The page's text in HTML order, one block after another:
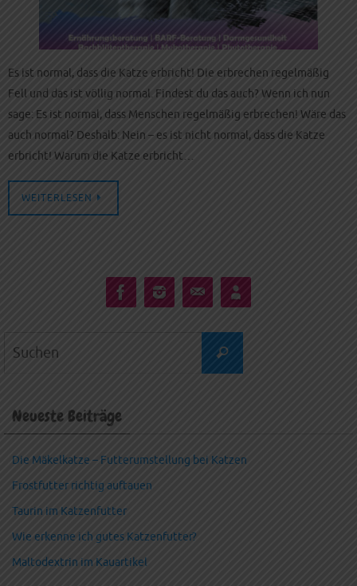
Es ist normal, dass die Katze erbricht! Die erbrechen regelmäßig
Fell und das ist völlig normal. Findest du das auch? Wenn ich nun
sage: Es ist normal, dass Menschen regelmäßig erbrechen! Wäre das
auch normal? Deshalb: Nein – es ist nicht normal, dass die Katze
erbricht! Warum die Katze erbricht…
WEITERLESEN
Suchen
Neueste Beiträge
Die Mäkelkatze – Futterumstellung bei Katzen
Frostfutter richtig auftauen
Taurin im Katzenfutter
Wie erkenne ich gutes Katzenfutter?
Maltodextrin im Kauartikel